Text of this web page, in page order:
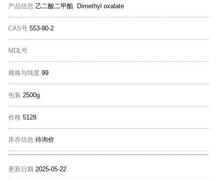
产品信息 乙二酸二甲酯 Dimethyl oxalate
CAS号 553-90-2
MDL号
规格与纯度 99
包装 2500g
价格 5128
库存信息 待询价
更新日期 2025-05-22